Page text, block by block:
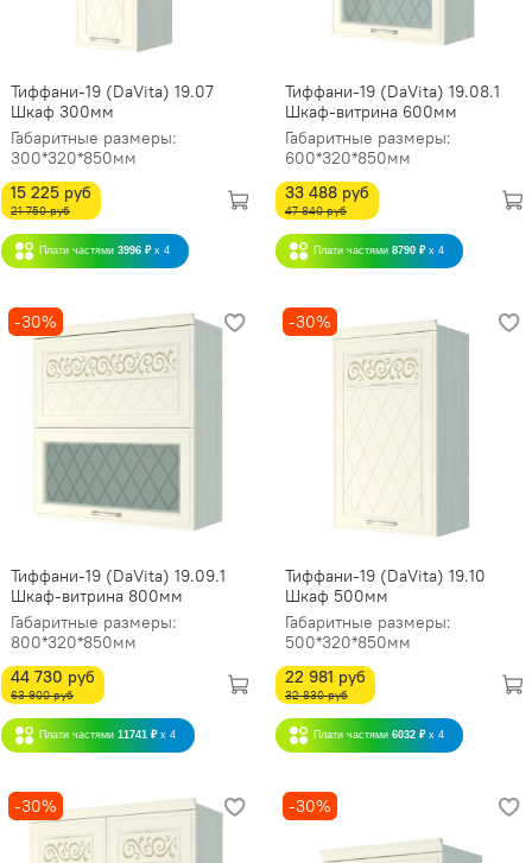
Тиффани-19 (DaVita) 19.07
Шкаф 300мм
Габаритные размеры:
300*320*850мм
15 225 руб
21 750 руб
Плати частями 3996 ₽ x 4
Тиффани-19 (DaVita) 19.08.1
Шкаф-витрина 600мм
Габаритные размеры:
600*320*850мм
33 488 руб
47 840 руб
Плати частями 8790 ₽ x 4
-30%
Тиффани-19 (DaVita) 19.09.1
Шкаф-витрина 800мм
Габаритные размеры:
800*320*850мм
44 730 руб
63 900 руб
Плати частями 11741 ₽ x 4
-30%
Тиффани-19 (DaVita) 19.10
Шкаф 500мм
Габаритные размеры:
500*320*850мм
22 981 руб
32 830 руб
Плати частями 6032 ₽ x 4
-30% -30%